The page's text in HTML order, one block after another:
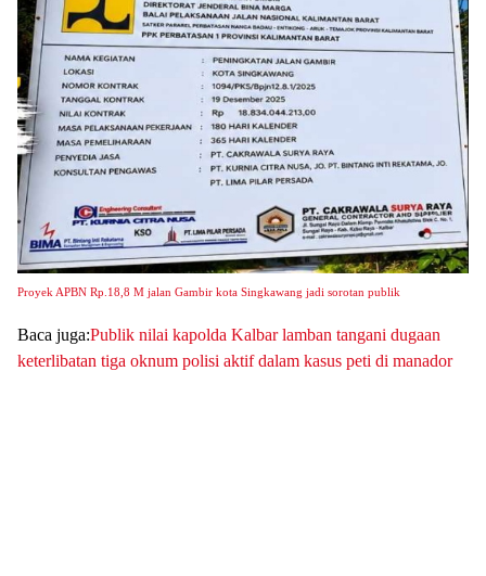
Proyek APBN Rp.18,8 M jalan Gambir kota Singkawang jadi sorotan publik
Baca juga:Publik nilai kapolda Kalbar lamban tangani dugaan
keterlibatan tiga oknum polisi aktif dalam kasus peti di manador